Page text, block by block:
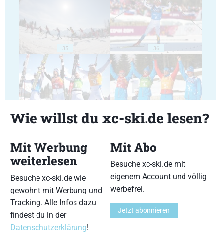
35 36
37 38
39
Wie willst du xc-ski.de lesen?
Mit Werbung
weiterlesen
Besuche xc-ski.de wie
gewohnt mit Werbung und
Tracking. Alle Infos dazu
findest du in der
Datenschutzerklärung!
Mit Abo
Besuche xc-ski.de mit
eigenem Account und völlig
werbefrei.
Jetzt abonnieren